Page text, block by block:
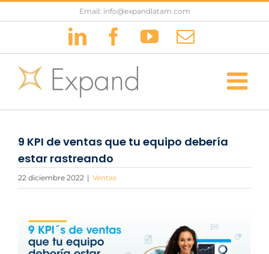
Email: info@expandlatam.com
LinkedInFacebook
YouTubeCorreo
9 KPI de ventas que tu equipo debería
estar rastreando
22 diciembre 2022 | Ventas